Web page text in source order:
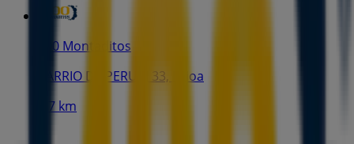
100 Montaditos
BARRIO DE PERURI 33, Leioa
1.7 km